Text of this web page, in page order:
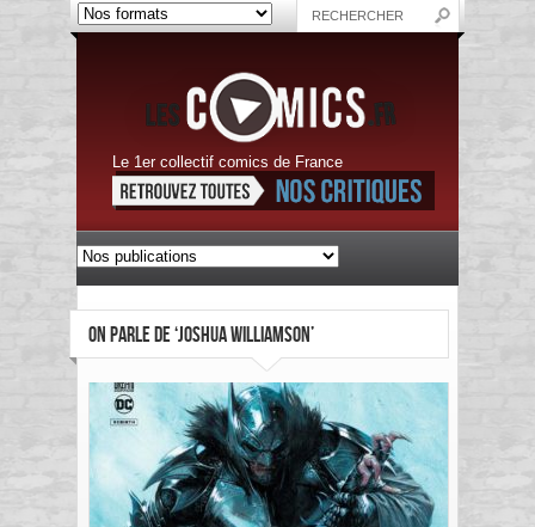
Le 1er collectif comics de France
ON PARLE DE ‘JOSHUA WILLIAMSON’